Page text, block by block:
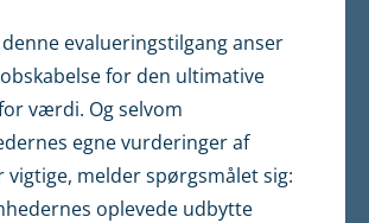
evalueringstilgang anser
for den ultimative
værdi. Og selvom
egne vurderinger af
vigtige, melder spørgsmålet sig:
oplevede udbytte